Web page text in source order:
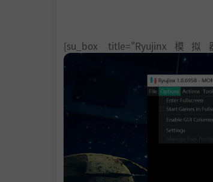
置。产品激活需要 Internet
由 Valve® Corporation 开
[su_box title="Ryujinx模